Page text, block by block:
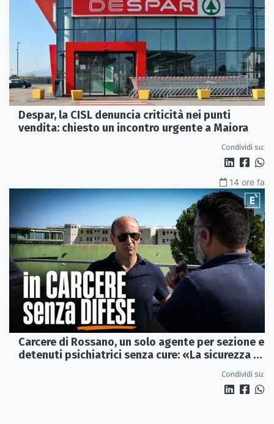
Despar, la CISL denuncia criticità nei punti
vendita: chiesto un incontro urgente a Maiora
Condividi su:
14 ore fa
Carcere di Rossano, un solo agente per sezione e
detenuti psichiatrici senza cure: «La sicurezza è
Condividi su: